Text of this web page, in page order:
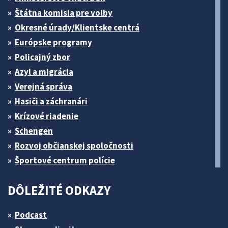
Štátna komisia pre volby
Okresné úrady/Klientske centrá
Európske programy
Policajný zbor
Azyl a migrácia
Verejná správa
Hasiči a záchranári
Krízové riadenie
Schengen
Rozvoj občianskej spoločnosti
Športové centrum polície
DÔLEŽITÉ ODKAZY
Podcast